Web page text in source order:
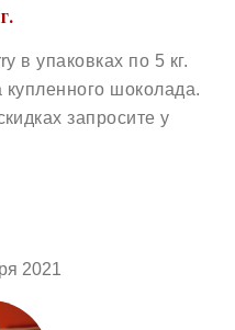
в упаковках по 5 кг.
купленного шоколада.
запросите у
2021